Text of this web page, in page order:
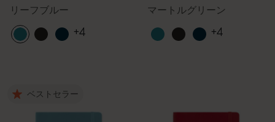
リーフブルー
+4
マートルグリーン
+4
ベストセラー